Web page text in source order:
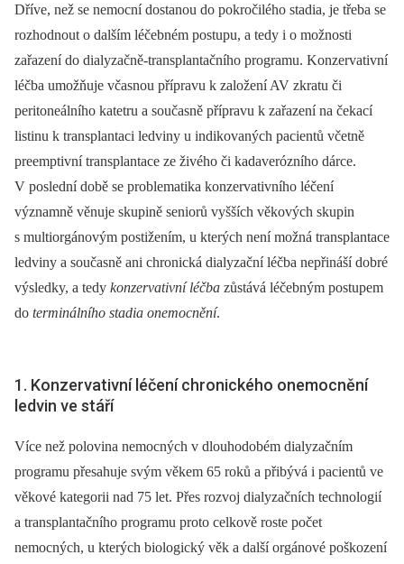
Dříve, než se nemocní dostanou do pokročilého stadia, je třeba se
rozhodnout o dalším léčebném postupu, a tedy i o možnosti
zařazení do dialyzačně-transplantačního programu. Konzervativní
léčba umožňuje včasnou přípravu k založení AV zkratu či
peritoneálního katetru a současně přípravu k zařazení na čekací
listinu k transplantaci ledviny u indikovaných pacientů včetně
preemptivní transplantace ze živého či kadaverózního dárce.
V poslední době se problematika konzervativního léčení
významně věnuje skupině seniorů vyšších věkových skupin
s multiorgánovým postižením, u kterých není možná transplantace
ledviny a současně ani chronická dialyzační léčba nepřináší dobré
výsledky, a tedy konzervativní léčba zůstává léčebným postupem
do terminálního stadia onemocnění.
1. Konzervativní léčení chronického onemocnění
ledvin ve stáří
Více než polovina nemocných v dlouhodobém dialyzačním
programu přesahuje svým věkem 65 roků a přibývá i pacientů ve
věkové kategorii nad 75 let. Přes rozvoj dialyzačních technologií
a transplantačního programu proto celkově roste počet
nemocných, u kterých biologický věk a další orgánové poškození